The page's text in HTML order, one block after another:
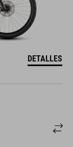
DETALLES